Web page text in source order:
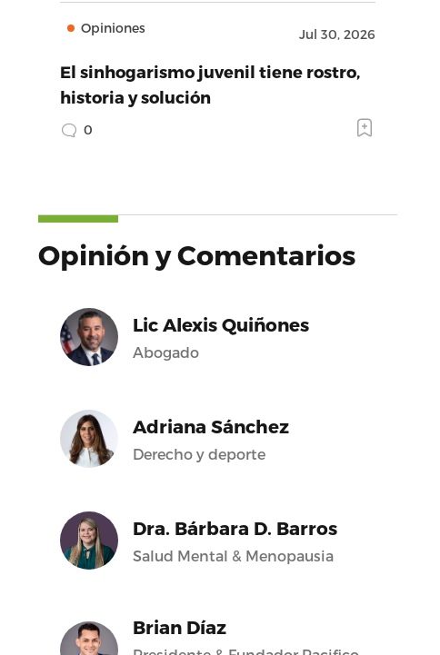
Opiniones Jul 30, 2026
El sinhogarismo juvenil tiene rostro,
historia y solución
0
Opinión y Comentarios
Lic Alexis Quiñones
Abogado
Adriana Sánchez
Derecho y deporte
Dra. Bárbara D. Barros
Salud Mental & Menopausia
Brian Díaz